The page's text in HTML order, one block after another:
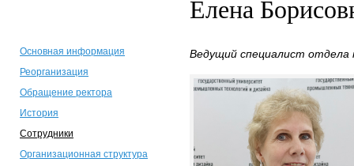
Елена
Основная информация
Реорганизация
Обращение ректора
История
Сотрудники
Организационная структура
Ведущий специалист отдела